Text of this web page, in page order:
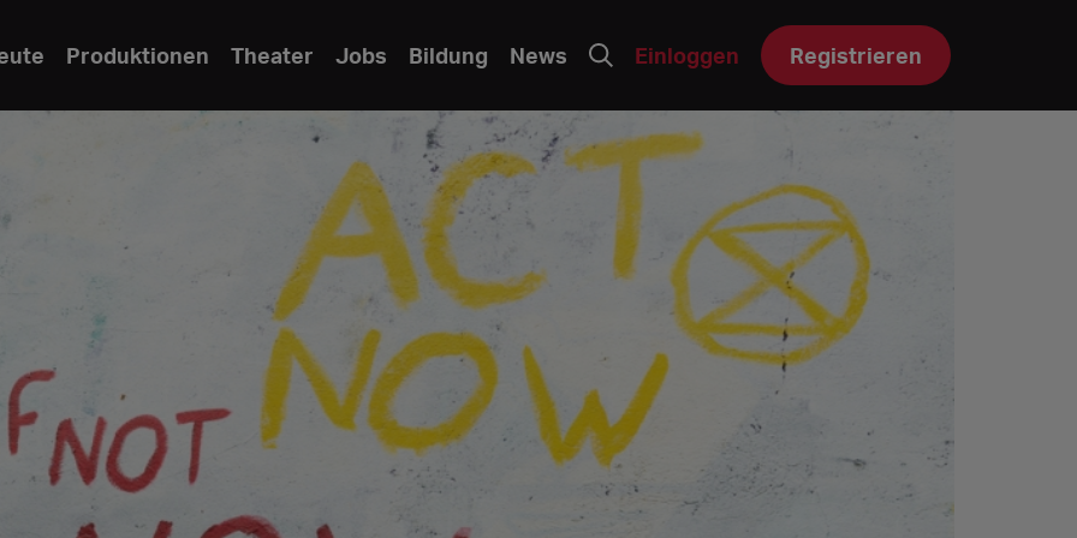
Produktionen Theater Jobs Bildung News Einloggen Registrieren